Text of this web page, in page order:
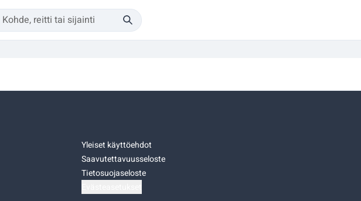
Yleiset käyttöehdot
Saavutettavuusseloste
Tietosuojaseloste